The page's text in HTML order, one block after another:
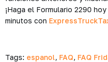
¡Haga el Formulario 2290
minutos con
Tags: espanol, FAQ, FAQ